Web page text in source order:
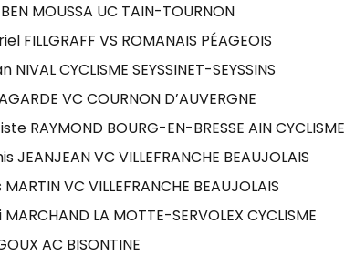
MOUSSA UC TAIN-TOURNON
FILLGRAFF VS ROMANAIS PÉAGEOIS
NIVAL CYCLISME SEYSSINET-SEYSSINS
VC COURNON D’AUVERGNE
RAYMOND BOURG-EN-BRESSE AIN CYCLISME
JEANJEAN VC VILLEFRANCHE BEAUJOLAIS
VC VILLEFRANCHE BEAUJOLAIS
LA MOTTE-SERVOLEX CYCLISME
AC BISONTINE